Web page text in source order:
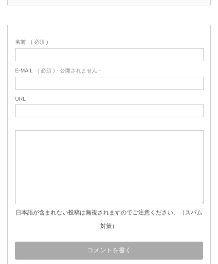
名前 ( 必須 )
E-MAIL ( 必須 ) - 公開されません -
URL
日本語が含まれない投稿は無視されますのでご注意ください。（スパム
対策）